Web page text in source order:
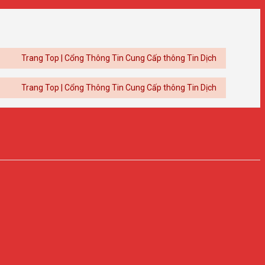
Top | Cổng Thông Tin Cung Cấp thông Tin Dịch Vụ Uy Tín
Top | Cổng Thông Tin Cung Cấp thông Tin Dịch Vụ Uy Tín